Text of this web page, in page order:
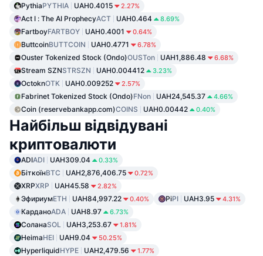
PythiaPYTHIA UAH0.4015 2.27%
Act I : The AI ProphecyACT UAH0.464 8.69%
FartboyFARTBOY UAH0.4001 0.64%
ButtcoinBUTTCOIN UAH0.4771 6.78%
Ouster Tokenized Stock (Ondo)OUSTon UAH1,886.48 6.68%
Stream SZNSTRSZN UAH0.004412 3.23%
OctoknOTK UAH0.009252 2.57%
Fabrinet Tokenized Stock (Ondo)FNon UAH24,545.37 4.66%
Coin (reservebankapp.com)COINS UAH0.00442 0.40%
Найбільш відвідувані
криптовалюти
ADIADI UAH309.04 0.33%
БіткоїнBTC UAH2,876,406.75 0.72%
XRPXRP UAH45.58 2.82%
ЭфириумETH UAH84,997.22 0.40% PiPI UAH3.95 4.31%
КарданоADA UAH8.97 6.73%
СоланаSOL UAH3,253.67 1.81%
HeimaHEI UAH9.04 50.25%
HyperliquidHYPE UAH2,479.56 1.77%